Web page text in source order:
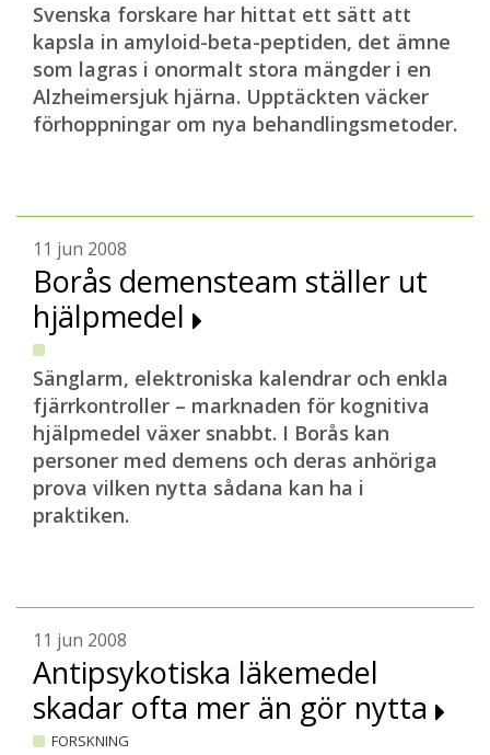
Svenska forskare har hittat ett sätt att
kapsla in amyloid-beta-peptiden, det ämne
som lagras i onormalt stora mängder i en
Alzheimersjuk hjärna. Upptäckten väcker
förhoppningar om nya behandlingsmetoder.
11 jun 2008
Borås demensteam ställer ut
hjälpmedel
Sänglarm, elektroniska kalendrar och enkla
fjärrkontroller – marknaden för kognitiva
hjälpmedel växer snabbt. I Borås kan
personer med demens och deras anhöriga
prova vilken nytta sådana kan ha i
praktiken.
11 jun 2008
Antipsykotiska läkemedel
skadar ofta mer än gör nytta
FORSKNING